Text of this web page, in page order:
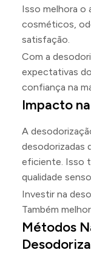
Isso melhora o
cosméticos,
satisfação.
Com a
expectativas
confiança na
Impacto
A
desodorizadas
eficiente. Isso
qualidade
Investir na
Também
Métodos